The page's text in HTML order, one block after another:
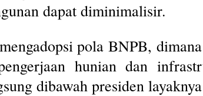
dapat diminimalisir.
pola BNPB,
hunian dan
dibawah presiden